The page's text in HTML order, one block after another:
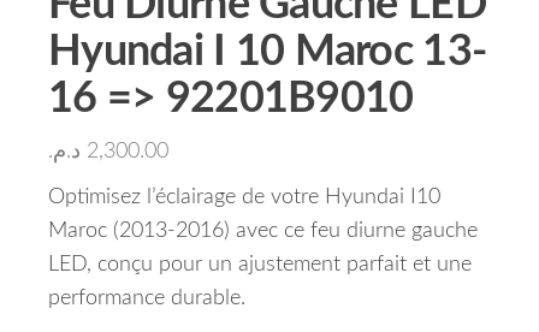
Hyundai I 10 Maroc 13-
16 => 92201B9010
2,300.00 د.م.
Optimisez l’éclairage de votre Hyundai I10
Maroc (2013-2016) avec ce feu diurne gauche
LED, conçu pour un ajustement parfait et une
performance durable.